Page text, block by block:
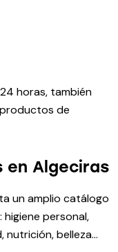
horas, también
de
en Algeciras
un amplio catálogo
personal,
nutrición, belleza…